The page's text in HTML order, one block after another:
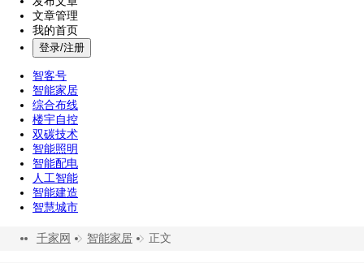
文章管理
我的首页
登录/注册
智客号
智能家居
综合布线
楼宇自控
双碳技术
智能照明
智能配电
人工智能
智能建造
智慧城市
千家网 智能家居 正文